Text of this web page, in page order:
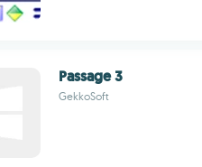
Passage 3
GekkoSoft